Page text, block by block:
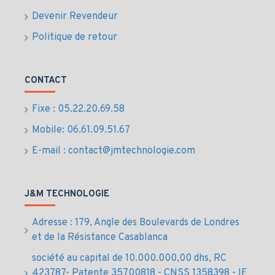
Capacité :2TB pour systèmes, applications et
Interface :
élevées
Série :Black SN850X, orientée performance et
Usage cible : stations de travail, IT avancé,
production professionnelle
professionnels du
disque dur SSD 2TB
NVMe au Maroc
Devenir Revendeur
Politique de retour
CONTACT
Fixe : 05.22.20.69.58
Mobile: 06.61.09.51.67
E-mail : contact@jmtechnologie.com
J&M TECHNOLOGIE
Adresse : 179, Angle des Boulevards de Londres
et de la Résistance Casablanca
société au capital de 10.000.000,00 dhs, RC